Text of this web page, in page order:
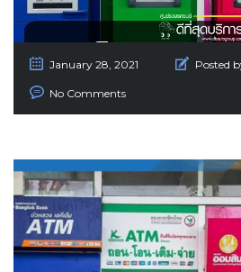
January 28, 2021 Posted
No Comments